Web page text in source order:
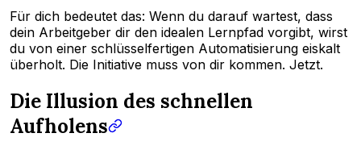
Für dich bedeutet das: Wenn du darauf wartest, dass
dein Arbeitgeber dir den idealen Lernpfad vorgibt, wirst
du von einer schlüsselfertigen Automatisierung eiskalt
überholt. Die Initiative muss von dir kommen. Jetzt.
Die Illusion des schnellen
Aufholens